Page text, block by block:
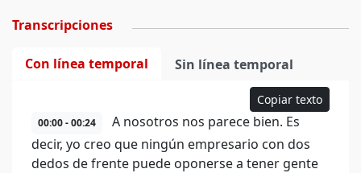
Transcripciones
Con línea temporal Sin línea temporal
Copiar texto
00:00 - 00:24
A nosotros nos parece bien. Es
decir, yo creo que ningún empresario con dos
dedos de frente puede oponerse a tener gente